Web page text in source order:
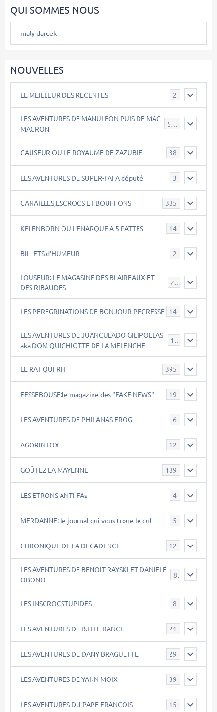
QUI SOMMES NOUS
maly darcek
NOUVELLES
LE MEILLEUR DES RECENTES 2
LES AVENTURES DE MANULEON PUIS DE MAC-
MACRON
543
CAUSEUR OU LE ROYAUME DE ZAZUBIE 38
LES AVENTURES DE SUPER-FAFA député 3
CANAILLES,ESCROCS ET BOUFFONS 385
KELENBORN OU L'ENARQUE A 5 PATTES 14
BILLETS d'HUMEUR 2
LOUSEUR: LE MAGASINE DES BLAIREAUX ET
DES RIBAUDES
21
LES PEREGRINATIONS DE BONJOUR PECRESSE 14
LES AVENTURES DE JUANCULADO GILIPOLLAS
aka DOM QUICHIOTTE DE LA MELENCHE
119
LE RAT QUI RIT 395
FESSEBOUSE:le magazine des "FAKE NEWS" 19
LES AVENTURES DE PHILANAS FROG 6
AGORINTOX 12
GOÛTEZ LA MAYENNE 189
LES ETRONS ANTI-FAs 4
MERDANNE: le journal qui vous troue le cul 5
CHRONIQUE DE LA DECADENCE 12
LES AVENTURES DE BENOIT RAYSKI ET DANIELE
OBONO
8
LES INSCROCSTUPIDES 8
LES AVENTURES DE B.H.LE RANCE 21
LES AVENTURES DE DANY BRAGUETTE 29
LES AVENTURES DE YANN MOIX 39
LES AVENTURES DU PAPE FRANCOIS 15